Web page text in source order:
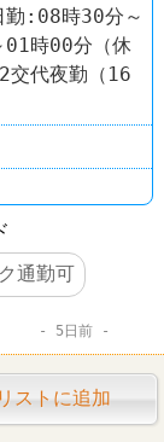
勤:08時30分～
時00分（休
代夜勤（16
通勤可
5日前
ストに追加